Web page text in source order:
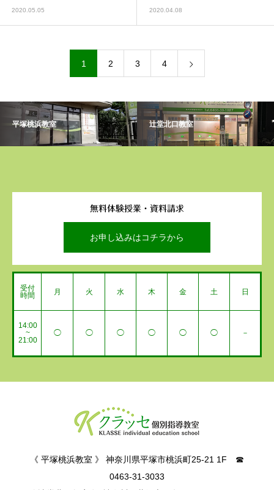
2020.05.05 2020.04.08
1 2 3 4
平塚桃浜教室 辻堂北口教室
無料体験授業・資料請求
お申し込みはコチラから
受付
時間
月 火 水 木 金 土 日
14:00
~
21:00
◯ ◯ ◯ ◯ ◯ ◯ －
《 平塚桃浜教室 》 神奈川県平塚市桃浜町25-21 1F ☎
0463-31-3033